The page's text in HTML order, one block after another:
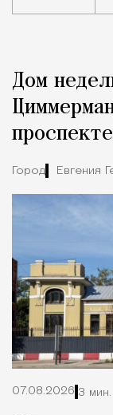
Город
Дом
Город Евгения
07.08.2026 3